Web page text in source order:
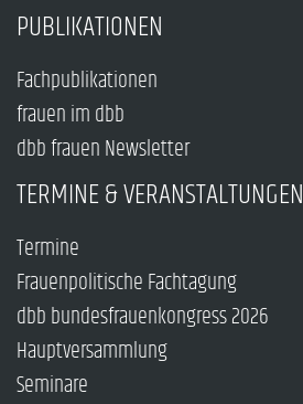
PUBLIKATIONEN
Fachpublikationen
frauen im dbb
dbb frauen Newsletter
TERMINE & VERANSTALTUNGEN
Termine
Frauenpolitische Fachtagung
dbb bundesfrauenkongress 2026
Hauptversammlung
Seminare